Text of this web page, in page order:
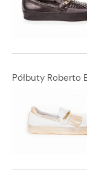
Półbuty Roberto